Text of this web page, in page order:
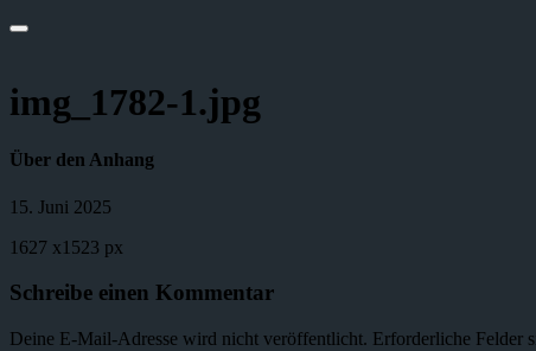
img_1782-1.jpg
Über den Anhang
15. Juni 2025
1627 x1523 px
Schreibe einen Kommentar
Deine E-Mail-Adresse wird nicht veröffentlicht. Erforderliche Felder